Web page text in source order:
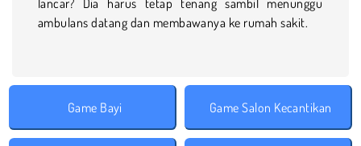
ambulans datang dan membawanya ke rumah sakit.
Game Bayi Game Salon Kecantikan